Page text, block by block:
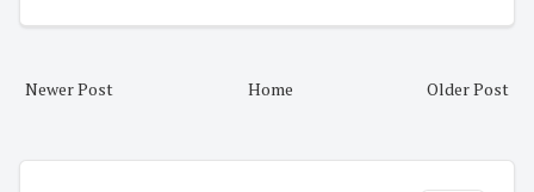
Newer Post Older Post
Home